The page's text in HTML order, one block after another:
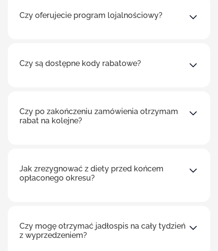
Czy oferujecie program lojalnościowy?
Czy są dostępne kody rabatowe?
Czy po zakończeniu zamówienia otrzymam
rabat na kolejne?
Jak zrezygnować z diety przed końcem
opłaconego okresu?
Czy mogę otrzymać jadłospis na cały tydzień
z wyprzedzeniem?